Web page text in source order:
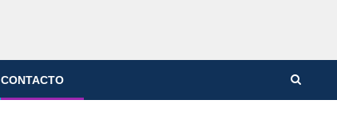
CONTACTO